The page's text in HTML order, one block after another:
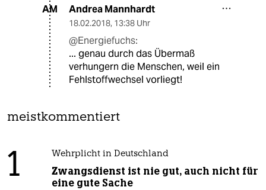
AM Andrea Mannhardt
18.02.2018, 13:38 Uhr
@Energiefuchs:
... genau durch das Übermaß
verhungern die Menschen, weil ein
Fehlstoffwechsel vorliegt!
meistkommentiert
1 Wehrplicht in Deutschland
Zwangsdienst ist nie gut, auch nicht für
eine gute Sache